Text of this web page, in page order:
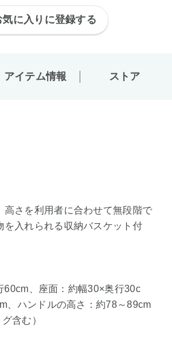
気に入りに登録する
アイテム情報 ストア
高さを利用者に合わせて無段階で
を入れられる収納バスケット付
60cm、座面：約幅30×奥行30c
、ハンドルの高さ：約78～89cm
含む）